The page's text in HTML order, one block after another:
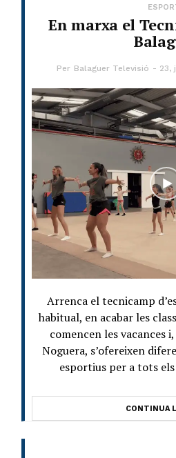
En marxa el
Per Balaguer Televisió 23,
Arrenca el tecnicamp
habitual, en acabar les
comencen les vacances
Noguera, s’ofereixen
esportius per a tots
CONTINUA